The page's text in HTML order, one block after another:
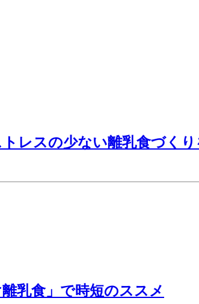
レスの少ない離乳食づくり
乳食」で時短のススメ